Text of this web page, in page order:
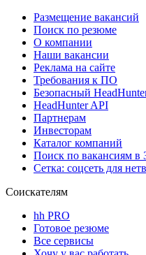
Размещение вакансий
Поиск по резюме
О компании
Наши вакансии
Реклама на сайте
Требования к ПО
Безопасный
HeadHunter API
Партнерам
Инвесторам
Каталог компаний
Поиск по вакансиям в
Сетка: соцсеть для
Соискателям
hh PRO
Готовое резюме
Все сервисы